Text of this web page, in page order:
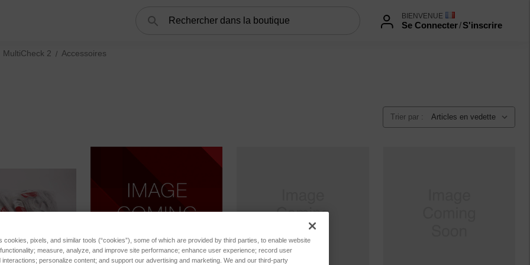
BIENVENUE
Se Connecter/S'inscrire
MultiCheck 2 Accessoires
Trier par :
cookies, pixels, and similar tools (“cookies”), some of which are provided by third parties, to enable website
measure, analyze, and improve site performance; enhance user experience; record user
personalize content; and support our advertising and marketing. We and our third-party